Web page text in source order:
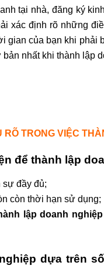
tại nhà, đăng ký
xác định rõ những
gian của bạn khi phải
nhất khi thành lập
TRONG VIỆC
để thành lập
đầy đủ;
còn thời hạn sử dụng;
lập doanh nghiệp
dựa trên